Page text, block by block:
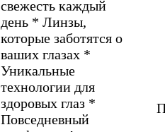
свежесть каждый
день * Линзы,
которые заботятся о
ваших глазах *
Уникальные
технологии для
здоровых глаз *
Повседневный